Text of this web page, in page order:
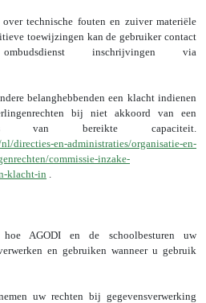
technische fouten en zuiver materiële
toewijzingen kan de gebruiker contact
inschrijvingen via
belanghebbenden een klacht indienen
bij niet akkoord van een
van bereikte capaciteit.
directies-en-administraties/organisatie-en-
commissie-inzake-
klacht-in .
AGODI en de schoolbesturen uw
en gebruiken wanneer u gebruik
uw rechten bij gegevensverwerking